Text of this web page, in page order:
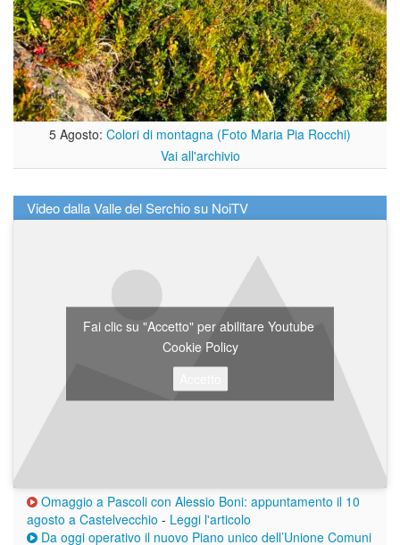
5 Agosto: Colori di montagna (Foto Maria Pia Rocchi)
Vai all'archivio
Video dalla Valle del Serchio su NoiTV
Fai clic su "Accetto" per abilitare Youtube
Cookie Policy
Omaggio a Pascoli con Alessio Boni: appuntamento il 10
agosto a Castelvecchio - Leggi l'articolo
Da oggi operativo il nuovo Piano unico dell’Unione Comuni